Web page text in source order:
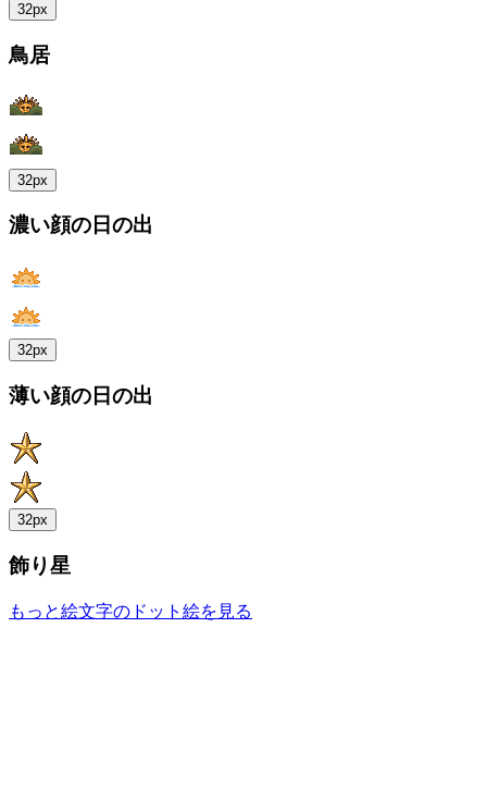
32px
鳥居
32px
濃い顔の日の出
32px
薄い顔の日の出
32px
飾り星
もっと絵文字のドット絵を見る